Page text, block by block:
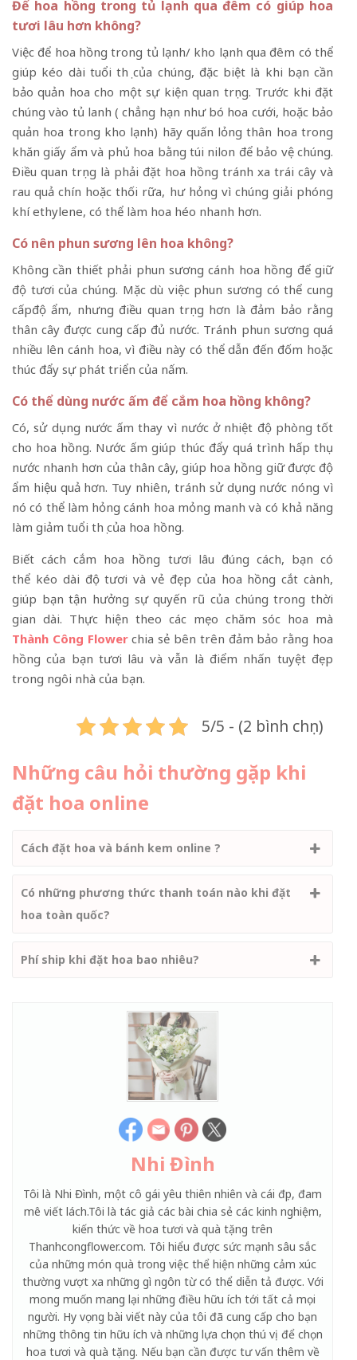
Để hoa hồng trong tủ lạnh qua đêm có giúp hoa
tươi lâu hơn không?
Việc để hoa hồng trong tủ lạnh/ kho lạnh qua đêm có thể
giúp kéo dài tuổi thọ của chúng, đặc biệt là khi bạn cần
bảo quản hoa cho một sự kiện quan trọng. Trước khi đặt
chúng vào tủ lanh ( chẳng hạn như bó hoa cưới, hoặc bảo
quản hoa trong kho lạnh) hãy quấn lỏng thân hoa trong
khăn giấy ẩm và phủ hoa bằng túi nilon để bảo vệ chúng.
Điều quan trọng là phải đặt hoa hồng tránh xa trái cây và
rau quả chín hoặc thối rữa, hư hỏng vì chúng giải phóng
khí ethylene, có thể làm hoa héo nhanh hơn.
Có nên phun sương lên hoa không?
Không cần thiết phải phun sương cánh hoa hồng để giữ
độ tươi của chúng. Mặc dù việc phun sương có thể cung
cấpđộ ẩm, nhưng điều quan trọng hơn là đảm bảo rằng
thân cây được cung cấp đủ nước. Tránh phun sương quá
nhiều lên cánh hoa, vì điều này có thể dẫn đến đốm hoặc
thúc đẩy sự phát triển của nấm.
Có thể dùng nước ấm để cắm hoa hồng không?
Có, sử dụng nước ấm thay vì nước ở nhiệt độ phòng tốt
cho hoa hồng. Nước ấm giúp thúc đẩy quá trình hấp thụ
nước nhanh hơn của thân cây, giúp hoa hồng giữ được độ
ẩm hiệu quả hơn. Tuy nhiên, tránh sử dụng nước nóng vì
nó có thể làm hỏng cánh hoa mỏng manh và có khả năng
làm giảm tuổi thọ của hoa hồng.
Biết cách cắm hoa hồng tươi lâu đúng cách, bạn có
thể kéo dài độ tươi và vẻ đẹp của hoa hồng cắt cành,
giúp bạn tận hưởng sự quyến rũ của chúng trong thời
gian dài. Thực hiện theo các mẹo chăm sóc hoa mà
Thành Công Flowerchia sẻ bên trên đảm bảo rằng hoa
hồng của bạn tươi lâu và vẫn là điểm nhấn tuyệt đẹp
trong ngôi nhà của bạn.
5/5 - (2 bình chọn)
Những câu hỏi thường gặp khi
đặt hoa online
Cách đặt hoa và bánh kem online ?
Có những phương thức thanh toán nào khi đặt
hoa toàn quốc?
Phí ship khi đặt hoa bao nhiêu?
Nhi Đình
Tôi là Nhi Đình, một cô gái yêu thiên nhiên và cái đẹp, đam
mê viết lách.Tôi là tác giả các bài chia sẻ các kinh nghiệm,
kiến thức về hoa tươi và quà tặng trên
Thanhcongflower.com. Tôi hiểu được sức mạnh sâu sắc
của những món quà trong việc thể hiện những cảm xúc
thường vượt xa những gì ngôn từ có thể diễn tả được. Với
mong muốn mang lại những điều hữu ích tới tất cả mọi
người. Hy vọng bài viết này của tôi đã cung cấp cho bạn
những thông tin hữu ích và những lựa chọn thú vị để chọn
hoa tươi và quà tặng. Nếu bạn cần được tư vấn thêm về